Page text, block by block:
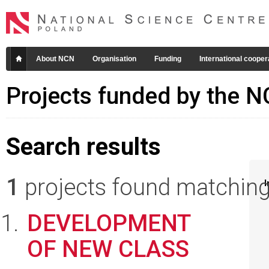
About NCN Organisation Funding International
Projects funded by the
Search results
1 projects found
DEVELOPMENT
OF NEW CLASS